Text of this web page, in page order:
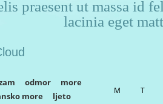
praesent ut massa id
lacinia eget
odmor
more
more
ljeto
M T